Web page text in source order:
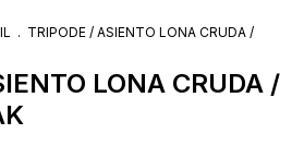
. TRIPODE / ASIENTO LONA CRUDA /
LONA CRUDA /